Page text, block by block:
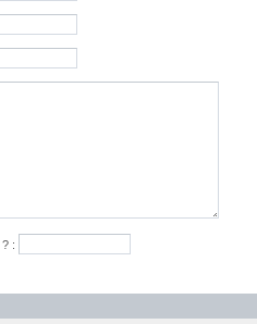
? :